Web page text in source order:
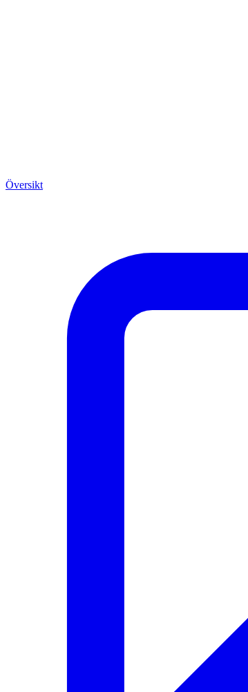
Översikt